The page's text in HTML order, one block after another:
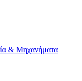
& Μηχανήματα